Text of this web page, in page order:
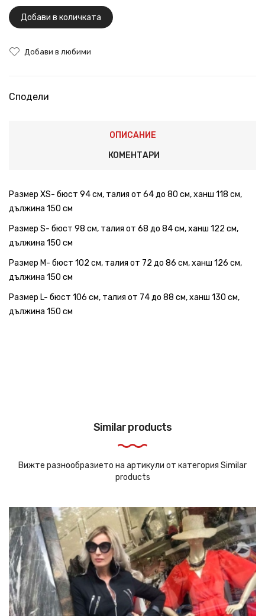
Добави в количката
Добави в любими
Сподели
ОПИСАНИЕ
КОМЕНТАРИ
Размер XS- бюст 94 см, талия от 64 до 80 см, ханш 118 см,
дължина 150 см
Размер S- бюст 98 см, талия от 68 до 84 см, ханш 122 см,
дължина 150 см
Размер M- бюст 102 см, талия от 72 до 86 см, ханш 126 см,
дължина 150 см
Размер L- бюст 106 см, талия от 74 до 88 см, ханш 130 см,
дължина 150 см
Similar products
Вижте разнообразието на артикули от категория Similar
products